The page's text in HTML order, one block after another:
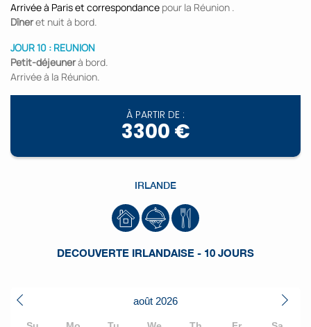
Arrivée à Paris et correspondance pour la Réunion .
Dîneret nuit à bord.
JOUR 10 : REUNION
Petit-déjeunerà bord.
Arrivée à la Réunion.
À PARTIR DE :
3300 €
IRLANDE
DECOUVERTE IRLANDAISE - 10 JOURS
août 2026